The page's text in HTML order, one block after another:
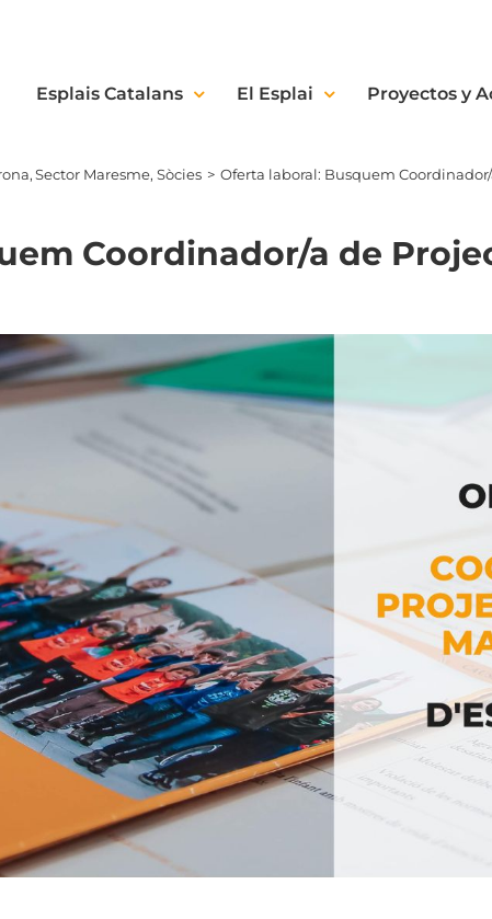
Esplais Catalans El Esplai Proyectos y
Sector Maresme Sòcies Oferta laboral: Busquem
Coordinador/a de